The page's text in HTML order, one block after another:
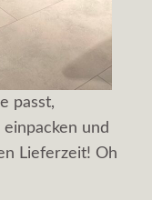
passt,
und
Lieferzeit! Oh